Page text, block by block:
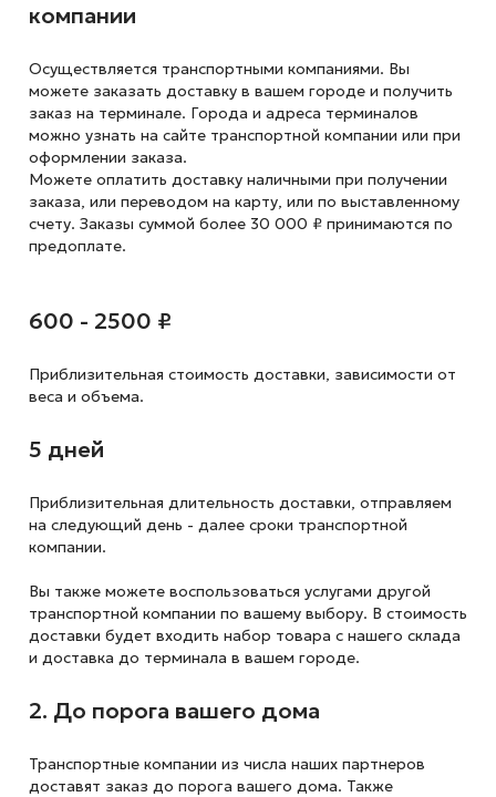
компании
Осуществляется транспортными компаниями. Вы
можете заказать доставку в вашем городе и получить
заказ на терминале. Города и адреса терминалов
можно узнать на сайте транспортной компании или при
оформлении заказа.
Можете оплатить доставку наличными при получении
заказа, или переводом на карту, или по выставленному
счету. Заказы суммой более 30 000 ₽ принимаются по
предоплате.
600 - 2500 ₽
Приблизительная стоимость доставки, зависимости от
веса и объема.
5 дней
Приблизительная длительность доставки, отправляем
на следующий день - далее сроки транспортной
компании.
Вы также можете воспользоваться услугами другой
транспортной компании по вашему выбору. В стоимость
доставки будет входить набор товара с нашего склада
и доставка до терминала в вашем городе.
2. До порога вашего дома
Транспортные компании из числа наших партнеров
доставят заказ до порога вашего дома. Также